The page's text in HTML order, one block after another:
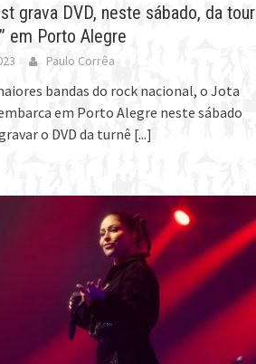
grava DVD, neste sábado, da tour
em Porto Alegre
Paulo Corrêa
bandas do rock nacional, o Jota
em Porto Alegre neste sábado
o DVD da turnê [...]